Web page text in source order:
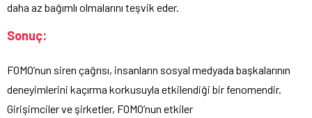
daha az bağımlı olmalarını teşvik eder.
Sonuç:
FOMO’nun siren çağrısı, insanların sosyal medyada başkalarının
deneyimlerini kaçırma korkusuyla etkilendiği bir fenomendir.
Girişimciler ve şirketler, FOMO’nun etkiler